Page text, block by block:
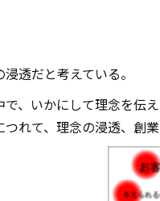
透だと考えている。
、いかにして理念を伝
れて、理念の浸透、創